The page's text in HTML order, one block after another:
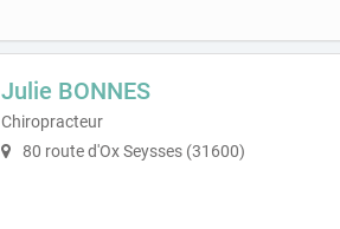
Julie BONNES
Chiropracteur
80 route d'Ox Seysses (31600)